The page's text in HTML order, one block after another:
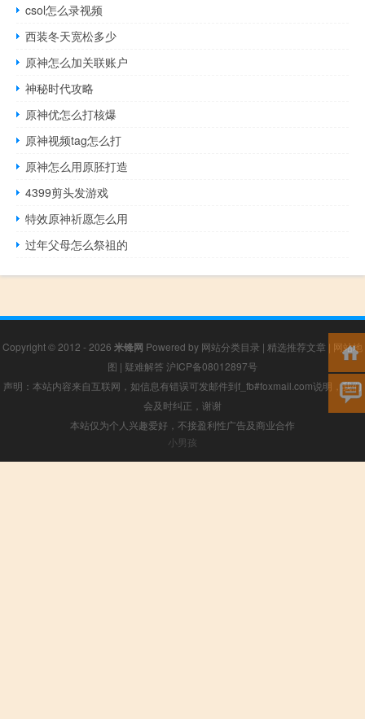
csol怎么录视频
西装冬天宽松多少
原神怎么加关联账户
神秘时代攻略
原神优怎么打核爆
原神视频tag怎么打
原神怎么用原胚打造
4399剪头发游戏
特效原神祈愿怎么用
过年父母怎么祭祖的
Copyright © 2012 - 2026 米锋网 Powered by 网站分类目录 | 精选推荐文章 | 网站地
图 | 疑难解答 沪ICP备08012897号
声明：本站内容来自互联网，如信息有错误可发邮件到f_fb#foxmail.com说明，我们
会及时纠正，谢谢
本站仅为个人兴趣爱好，不接盈利性广告及商业合作
小男孩